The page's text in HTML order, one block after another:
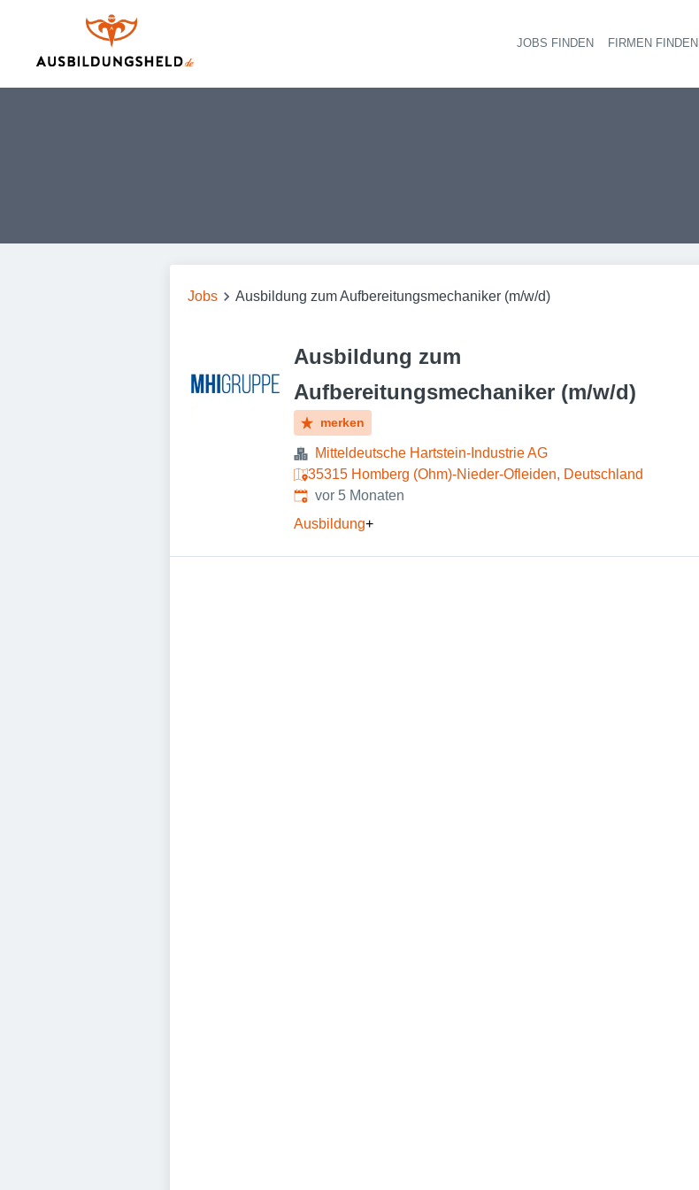
JOBS FINDEN FIRMEN FINDEN
Jobs Ausbildung zum Aufbereitungsmechaniker (m/w/d)
Ausbildung zum
Aufbereitungsmechaniker (m/w/d)
merken
Mitteldeutsche Hartstein-Industrie AG
35315 Homberg (Ohm)-Nieder-Ofleiden, Deutschland
Veröffentlicht:
vor 5 Monaten
Ausbildung+